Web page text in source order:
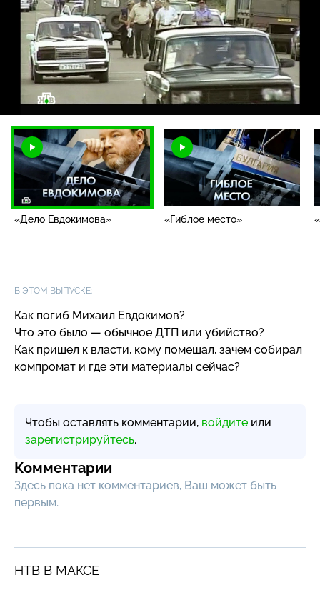
/
Загрузка:
1.94%
«Дело Евдокимова» «Гиблое место»
В ЭТОМ ВЫПУСКЕ:
Как погиб Михаил Евдокимов?
Что это было — обычное ДТП или убийство?
Как пришел к власти, кому помешал, зачем собирал
компромат и где эти материалы сейчас?
Чтобы оставлять комментарии, войдите или
зарегистрируйтесь.
Комментарии
Здесь пока нет комментариев, Ваш может быть
первым.
НТВ В МАКСЕ